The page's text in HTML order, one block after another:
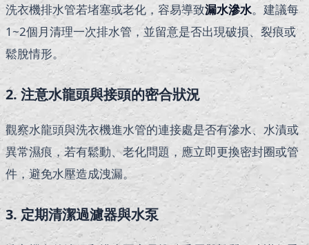
洗衣機排水管若堵塞或老化，容易導致漏水滲水。建議每
1~2個月清理一次排水管，並留意是否出現破損、裂痕或
鬆脫情形。
2. 注意水龍頭與接頭的密合狀況
觀察水龍頭與洗衣機進水管的連接處是否有滲水、水漬或
異常濕痕，若有鬆動、老化問題，應立即更換密封圈或管
件，避免水壓造成洩漏。
3. 定期清潔過濾器與水泵